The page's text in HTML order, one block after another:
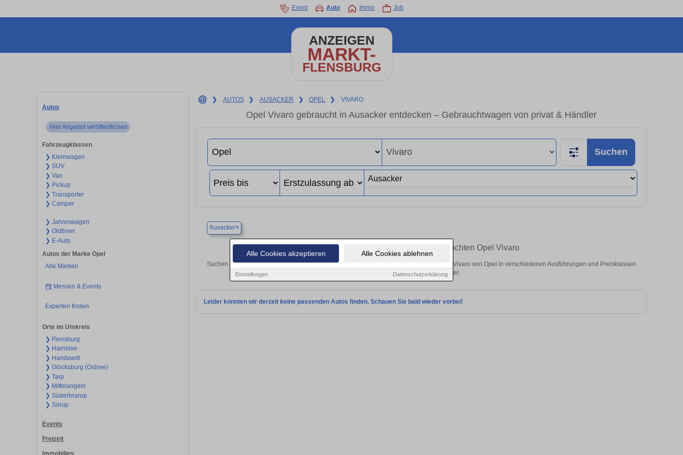
Alle Cookies akzeptieren Alle Cookies ablehnen
Einstellungen Datenschutzerklärung
Event Auto Immo Job
ANZEIGEN
MARKT-
FLENSBURG
Autos
Hier Angebot veröffentlichen
Fahrzeugklassen
❯ Kleinwagen
❯ SUV
❯ Van
❯ Pickup
❯ Transporter
❯ Camper
❯ Jahreswagen
❯ Oldtimer
❯ E-Auto
Autos der Marke Opel
Alle Marken
Messen & Events
Experten finden
Orte im Umkreis
❯ Flensburg
❯ Harrislee
❯ Handewitt
❯ Glücksburg (Ostsee)
❯ Tarp
❯ Mittelangeln
❯ Süderbrarup
❯ Sörup
Events
Freizeit
Immobilien
❯ AUTOS ❯ AUSACKER ❯ OPEL ❯ VIVARO
Opel Vivaro gebraucht in Ausacker entdecken – Gebrauchtwagen von privat & Händler
Suchen
Ausacker×
Finden Sie in Ausacker Ihren gebrauchten Opel Vivaro
Suchen Sie in Ausacker einen Opel Vivaro Gebrauchtwagen? Entdecken Sie gebrauchte Vivaro von Opel in verschiedenen Ausführungen und Preisklassen
von privat und vom Händler.
Leider konnten wir derzeit keine passenden Autos finden. Schauen Sie bald wieder vorbei!